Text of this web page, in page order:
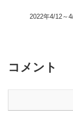
2022年4/12～
コメント